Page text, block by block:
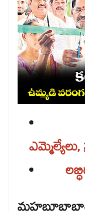
ఎమ్మెల్యేలు,